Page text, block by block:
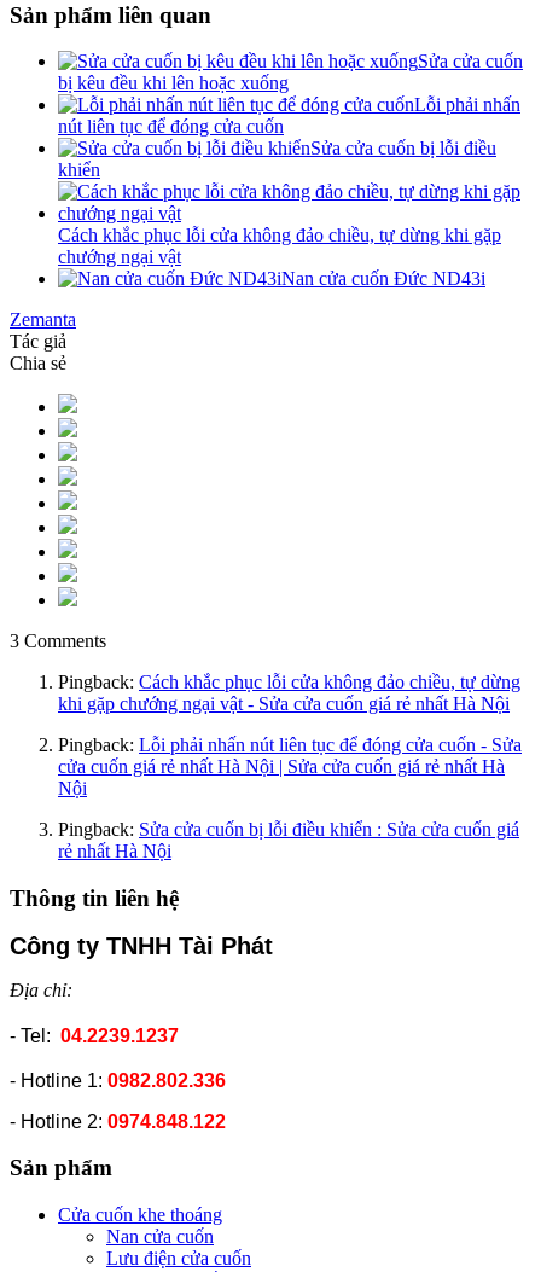
Sản phẩm liên quan
Sửa cửa cuốn
bị kêu đều khi lên hoặc xuống
Lỗi phải nhấn
nút liên tục để đóng cửa cuốn
Sửa cửa cuốn bị lỗi điều
khiển
Cách khắc phục lỗi cửa không đảo chiều, tự dừng khi gặp
chướng ngại vật
Nan cửa cuốn Đức ND43i
Zemanta
Tác giả
Chia sẻ
3 Comments
Pingback: Cách khắc phục lỗi cửa không đảo chiều, tự dừng
khi gặp chướng ngại vật - Sửa cửa cuốn giá rẻ nhất Hà Nội
Pingback: Lỗi phải nhấn nút liên tục để đóng cửa cuốn - Sửa
cửa cuốn giá rẻ nhất Hà Nội | Sửa cửa cuốn giá rẻ nhất Hà
Nội
Pingback: Sửa cửa cuốn bị lỗi điều khiển : Sửa cửa cuốn giá
rẻ nhất Hà Nội
Thông tin liên hệ
Công ty TNHH Tài Phát
Địa chỉ:
- Tel: 04.2239.1237
- Hotline 1: 0982.802.336
- Hotline 2: 0974.848.122
Sản phẩm
Cửa cuốn khe thoáng
Nan cửa cuốn
Lưu điện cửa cuốn